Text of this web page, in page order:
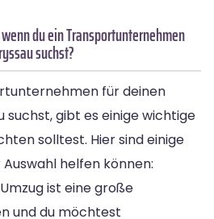
du ein Transportunternehmen
suchst?
für deinen
suchst, gibt es einige wichtige
solltest. Hier sind einige
helfen können:
ist eine große
und du möchtest